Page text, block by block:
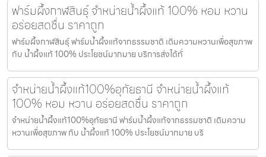
ฟาร์มผึ้งกาฬสินธุ์ จำหน่ายน้ำผึ้งแท้ 100% หอม หวาน
อร่อยสดชื่น ราคาถูก
ฟาร์มผึ้งกาฬสินธุ์ ฟาร์มน้ำผึ้งแท้จากธรรมชาติ เติมความหวานเพื่อสุขภาพ
กับ น้ำผึ้งแท้ 100% ประโยชน์มากมาย บริการส่งได้ทั่
จำหน่ายน้ำผึ้งแท้100%อุทัยธานี จำหน่ายน้ำผึ้งแท้
100% หอม หวาน อร่อยสดชื่น ราคาถูก
จำหน่ายน้ำผึ้งแท้100%อุทัยธานี ฟาร์มน้ำผึ้งแท้จากธรรมชาติ เติมความ
หวานเพื่อสุขภาพ กับ น้ำผึ้งแท้ 100% ประโยชน์มากมาย บริ